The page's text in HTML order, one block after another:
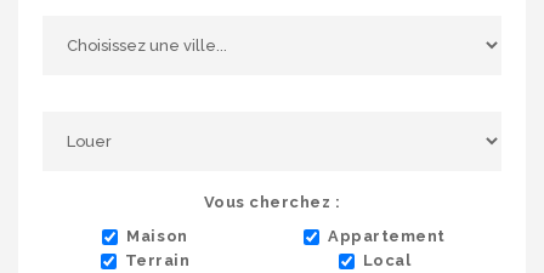
Vous cherchez :
Maison
Appartement
Terrain
Local